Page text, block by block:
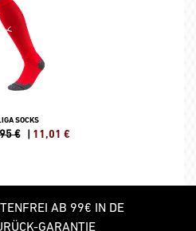
SOCKS
€ | 11,01 €
AB 99€ IN DE
GARANTIE